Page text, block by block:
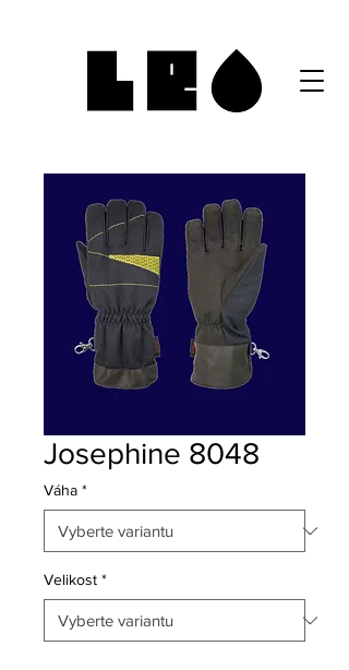
Josephine 8048
Váha *
Velikost *